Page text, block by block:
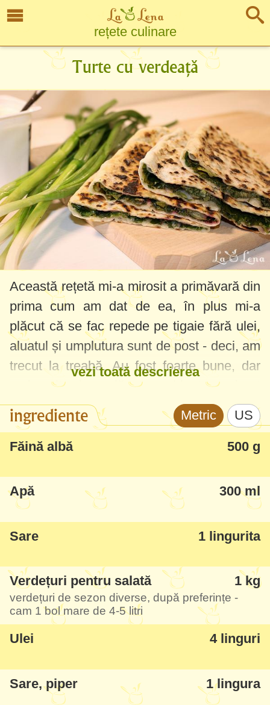
rețete culinare
Turte cu verdeață
Această rețetă mi-a mirosit a primăvară din
prima cum am dat de ea, în plus mi-a
plăcut că se fac repede pe tigaie fără ulei,
aluatul și umplutura sunt de post - deci, am
trecut la treabă. Au fost foarte bune, dar
mai mult mi-au plăcut combinate cu iaurt
sau în varianta de post cu un pate sau
hummus. Cred că ar merge și cu mujdei.
O altă remarcă, am pus cam tot felul de
verdețuri care am găsit în piață - leurdă,
spanac, ștevie, salată verde, usturoi verde,
câte 1-2 legături mici de fiecare. Aș
plac cel mai mult, nu-mi dau seama care
din ele, dar una din cele care am pus eu a
dat puțin gust amar - combinate cu iaurt nu
s-a simțit tare. Aveți grijă să fie o plantă cu
total am avut un bol mare de 5 litri
verdeață gata spălată, uscată și tăiată
vezi toată descrierea
ingrediente Metric US
Făină albă 500 g
Apă 300 ml
Sare 1 lingurita
Verdețuri pentru salată 1 kg
verdețuri de sezon diverse, după preferințe -
cam 1 bol mare de 4-5 litri
Ulei 4 linguri
Sare, piper 1 lingura